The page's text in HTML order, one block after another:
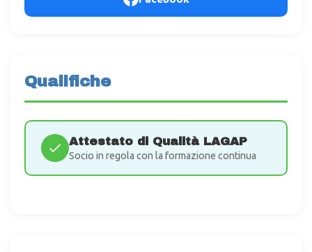
Qualifiche
Attestato di Qualità LAGAP
Socio in regola con la formazione continua